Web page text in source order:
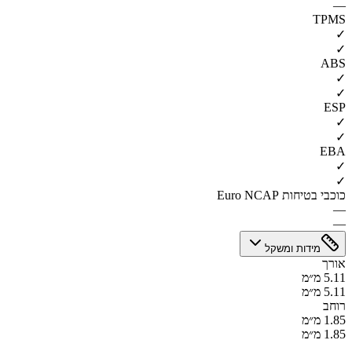
—
TPMS
✓
✓
ABS
✓
✓
ESP
✓
✓
EBA
✓
✓
כוכבי בטיחות Euro NCAP
—
—
מידות ומשקל
אורך
5.11 מ״מ
5.11 מ״מ
רוחב
1.85 מ״מ
1.85 מ״מ